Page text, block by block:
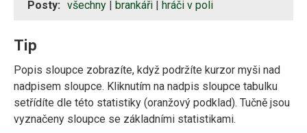
Posty: všechny brankáři hráči v poli
Tip
Popis sloupce zobrazíte, když podržíte kurzor myši nad
nadpisem sloupce. Kliknutím na nadpis sloupce tabulku
setřídíte dle této statistiky (oranžový podklad). Tučně jsou
vyznačeny sloupce se základními statistikami.